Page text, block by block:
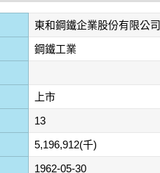
東和鋼鐵企業股份有限公司
鋼鐵工業
上市
13
5,196,912(千)
1962-05-30